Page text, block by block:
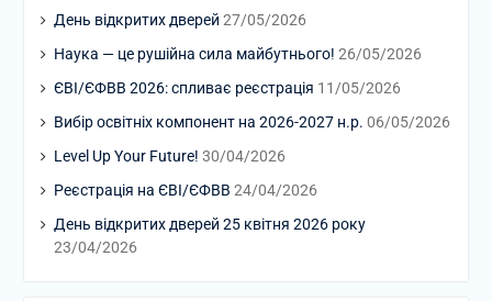
День відкритих дверей 27/05/2026
Наука — це рушійна сила майбутнього! 26/05/2026
ЄВІ/ЄФВВ 2026: спливає реєстрація 11/05/2026
Вибір освітніх компонент на 2026-2027 н.р. 06/05/2026
Level Up Your Future! 30/04/2026
Реєстрація на ЄВІ/ЄФВВ 24/04/2026
День відкритих дверей 25 квітня 2026 року
23/04/2026